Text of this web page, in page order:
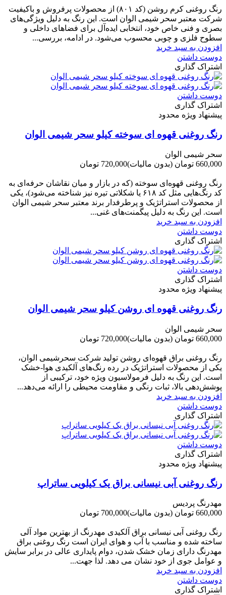
رنگ روغنی کرم روشن (کد ۸۰۱) از محصولات پرفروش و باکیفیت
شرکت‌ معتبر سحر شیمی الوان است. این رنگ به دلیل ویژگی‌های
بصری و فنی خاص خود، انتخابی ایده‌آل برای فضاهای داخلی و
سطوح فلزی و چوبی محسوب می‌شود. در ادامه، بررسی...
افزودن به سبد خرید
دوست داشتن
اشتراک گذاری
دوست داشتن
اشتراک گذاری
پیشنهاد ویژه محدود
رنگ روغنی قهوه ای سوخته کیلو سحر شیمی الوان
سحر شیمی الوان
660,000 تومان
(بدون مالیات)720,000 تومان
رنگ روغنی قهوه‌ای سوخته (که در بازار و میان نقاشان حرفه‌ای به
کد رنگ‌هایی مثل کد ۶۱۸ یا شکلاتی تیره نیز شناخته می‌شود)، یکی
از محصولات استراتژیک و پرطرفدار برند معتبر سحر شیمی الوان
است. این رنگ به دلیل پیگمنت‌های غنی...
افزودن به سبد خرید
دوست داشتن
اشتراک گذاری
دوست داشتن
اشتراک گذاری
پیشنهاد ویژه محدود
رنگ روغنی قهوه ای روشن کیلو سحر شیمی الوان
سحر شیمی الوان
660,000 تومان
(بدون مالیات)720,000 تومان
رنگ روغنی براق قهوه‌ای روشن تولید شرکت سحرشیمی الوان،
یکی از محصولات استراتژیک در رده رنگ‌های آلکیدی هوا-خشک
است. این رنگ به دلیل فرمولاسیون ویژه خود، ترکیبی از
پوشش‌دهی بالا، ثبات رنگی و مقاومت محیطی را ارائه می‌دهد...
افزودن به سبد خرید
دوست داشتن
اشتراک گذاری
دوست داشتن
اشتراک گذاری
پیشنهاد ویژه محدود
رنگ روغنی آبی نیسانی براق یک کیلویی ساتراپ
مهدرنگ پردیس
660,000 تومان
(بدون مالیات)700,000 تومان
رنگ روغنی آبی نیسانی براق آلکیدی مهدرنگ از بهترین مواد آلی
ساخته شده و مناسب با آب و هوای ایران است رنگ روغنی براق
مهدرنگ دارای زﻣﺎن ﺧﺸﮏ ﺷﺪن، دوام ﭘﺎﯾﺪاری عالی در ﺑﺮاﺑﺮ ﺳﺎﯾﺶ
و ﻋﻮاﻣﻞ ﺟﻮی از ﺧﻮد ﻧﺸﺎن ﻣﯽ دﻫﺪ. ﻟﺬا ﺟﻬﺖ...
افزودن به سبد خرید
دوست داشتن
اشتراک گذاری